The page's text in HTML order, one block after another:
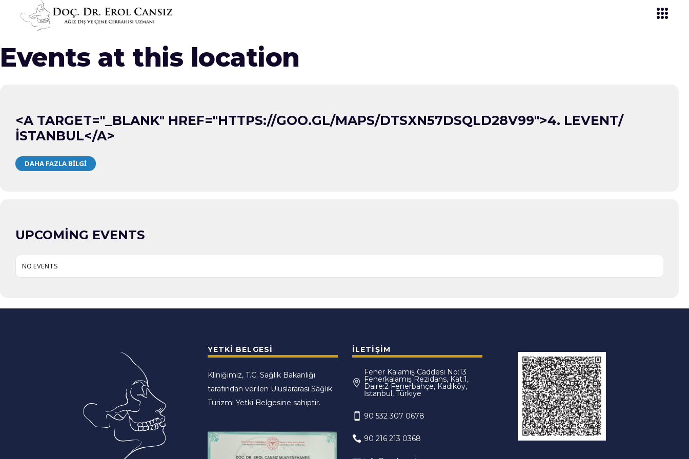
Events at this location
<A TARGET="_BLANK" HREF="HTTPS://GOO.GL/MAPS/DTSXN57DSQLD28V99">4. LEVENT/
İSTANBUL</A>
DAHA FAZLA BILGI
UPCOMING EVENTS
NO EVENTS
YETKI BELGESI
Kliniğimiz, T.C. Sağlık Bakanlığı
tarafından verilen Uluslararası Sağlık
Turizmi Yetki Belgesine sahiptir.
İLETIŞIM
Fener Kalamış Caddesi No:13
Fenerkalamış Rezidans, Kat:1,
Daire:2 Fenerbahçe, Kadıköy,
İstanbul, Türkiye
90 532 307 0678
90 216 213 0368